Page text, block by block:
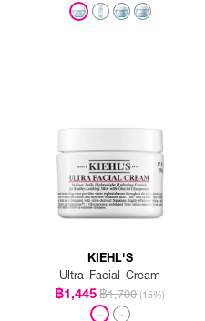
KIEHL'S
Ultra Facial Cream
฿1,445฿1,700 (15%)